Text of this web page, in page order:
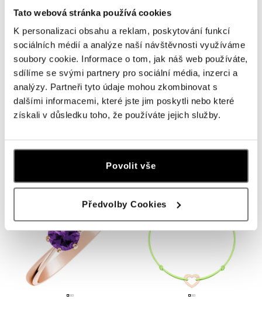
Tato webová stránka používá cookies
K personalizaci obsahu a reklam, poskytování funkcí
sociálních médií a analýze naší návštěvnosti využíváme
soubory cookie. Informace o tom, jak náš web používáte,
sdílíme se svými partnery pro sociální média, inzerci a
analýzy. Partneři tyto údaje mohou zkombinovat s
dalšími informacemi, které jste jim poskytli nebo které
získali v důsledku toho, že používáte jejich služby.
Povolit vše
Předvolby Cookies
swiss Divine Bloom
Wing
od 9 953 Kč